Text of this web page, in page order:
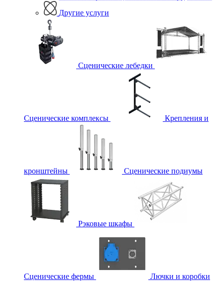
Другие услуги
Сценические лебедки
Сценические комплексы Крепления и
кронштейны Сценические подиумы
Рэковые шкафы
Сценические фермы Лючки и коробки